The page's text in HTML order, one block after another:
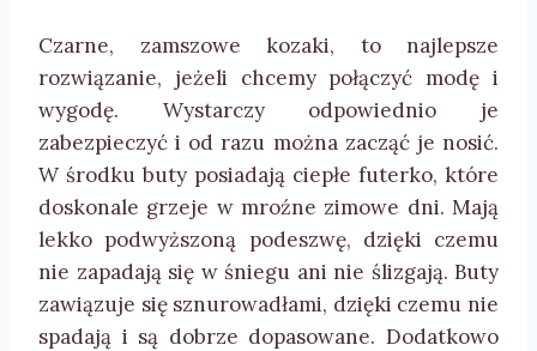
Czarne, zamszowe kozaki, to najlepsze
rozwiązanie, jeżeli chcemy połączyć modę i
wygodę. Wystarczy odpowiednio je
zabezpieczyć i od razu można zacząć je nosić.
W środku buty posiadają ciepłe futerko, które
doskonale grzeje w mroźne zimowe dni. Mają
lekko podwyższoną podeszwę, dzięki czemu
nie zapadają się w śniegu ani nie ślizgają. Buty
zawiązuje się sznurowadłami, dzięki czemu nie
spadają i są dobrze dopasowane. Dodatkowo